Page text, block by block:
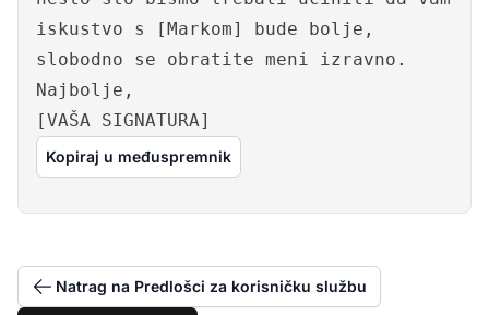
iskustvo s [Markom] bude bolje,
slobodno se obratite meni izravno.
Najbolje,
[VAŠA SIGNATURA]
Kopiraj u međuspremnik
Natrag na Predlošci za korisničku službu